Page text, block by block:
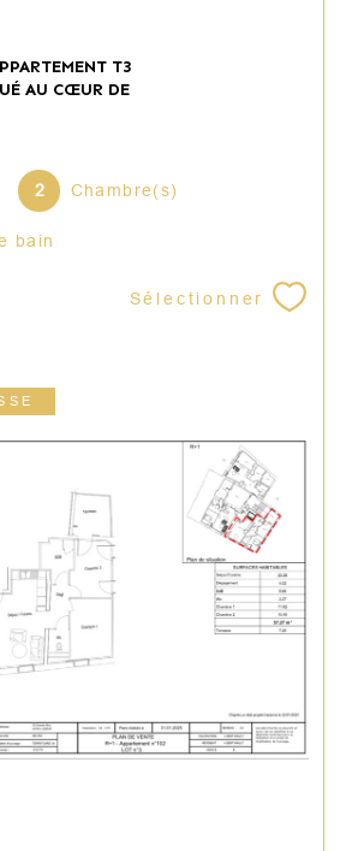
T3
AU CŒUR DE
2 Chambre(s)
bain
Sélectionner